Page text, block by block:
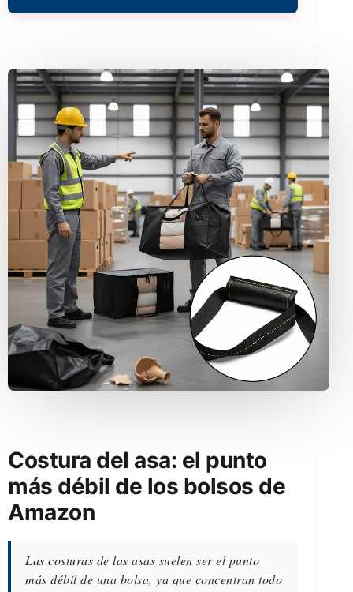
Costura del asa: el punto
más débil de los bolsos de
Amazon
Las costuras de las asas suelen ser el punto
más débil de una bolsa, ya que concentran todo